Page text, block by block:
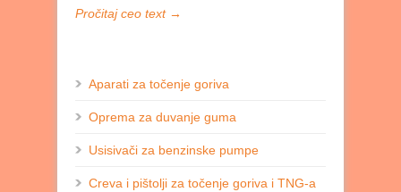
Pročitaj ceo text →
Aparati za točenje goriva
Oprema za duvanje guma
Usisivači za benzinske pumpe
Creva i pištolji za točenje goriva i TNG-a